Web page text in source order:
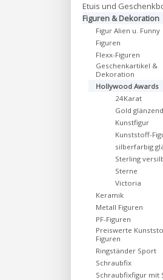
Etuis und
Figuren & Dekoration
Figur Alien u. Funny
Figuren
Flexx-Figuren
Geschenkartikel &
Dekoration
Hollywood Awards
24Karat
Gold glänzend
Kunstfigur
Kunststoff-
silberfarbig
Sterling
Sterne
Victoria
Keramik
Metall Figuren
PF-Figuren
Preiswerte
Figuren
Ringständer Sport
Schraubfix
Schraubfixfigur mit